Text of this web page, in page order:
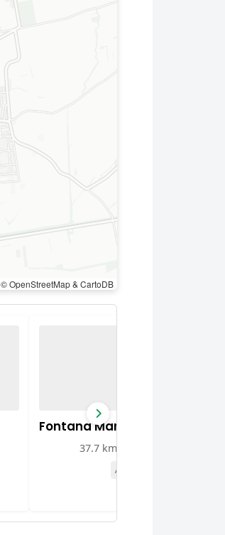
© OpenStreetMap & CartoDB
Fontana Margherita
37.7 km dalla proprietà
Attrazione